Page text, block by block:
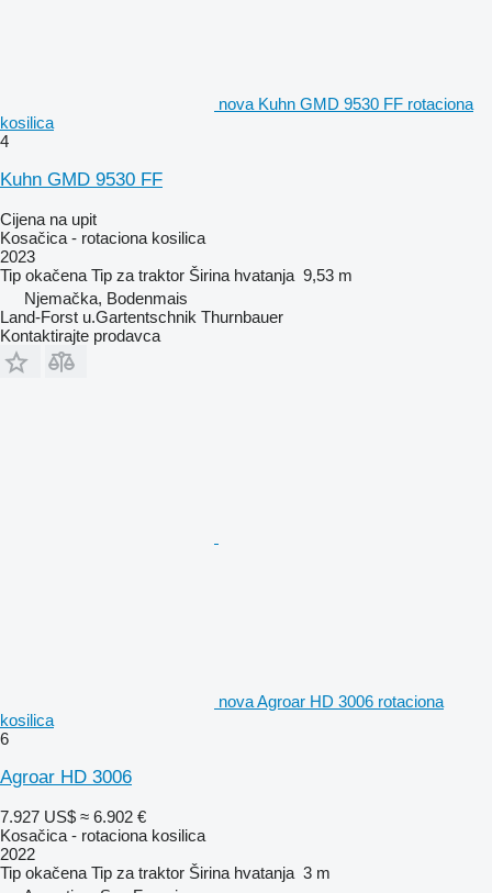
nova Kuhn GMD 9530 FF rotaciona
kosilica
4
Kuhn GMD 9530 FF
Cijena na upit
Kosačica - rotaciona kosilica
2023
Tip okačena Tip za traktor Širina hvatanja 9,53 m
Njemačka, Bodenmais
Land-Forst u.Gartentschnik Thurnbauer
Kontaktirajte prodavca
nova Agroar HD 3006 rotaciona
kosilica
6
Agroar HD 3006
7.927 US$ ≈ 6.902 €
Kosačica - rotaciona kosilica
2022
Tip okačena Tip za traktor Širina hvatanja 3 m